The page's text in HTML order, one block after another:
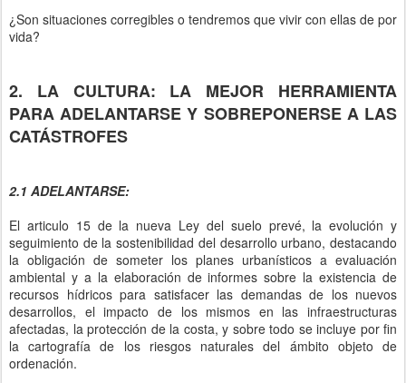
¿Son situaciones corregibles o tendremos que vivir con ellas de por
vida?
2. LA CULTURA: LA MEJOR HERRAMIENTA
PARA ADELANTARSE Y SOBREPONERSE A LAS
CATÁSTROFES
2.1 ADELANTARSE:
El articulo 15 de la nueva Ley del suelo prevé, la evolución y
seguimiento de la sostenibilidad del desarrollo urbano, destacando
la obligación de someter los planes urbanísticos a evaluación
ambiental y a la elaboración de informes sobre la existencia de
recursos hídricos para satisfacer las demandas de los nuevos
desarrollos, el impacto de los mismos en las infraestructuras
afectadas, la protección de la costa, y sobre todo se incluye por fin
la cartografía de los riesgos naturales del ámbito objeto de
ordenación.